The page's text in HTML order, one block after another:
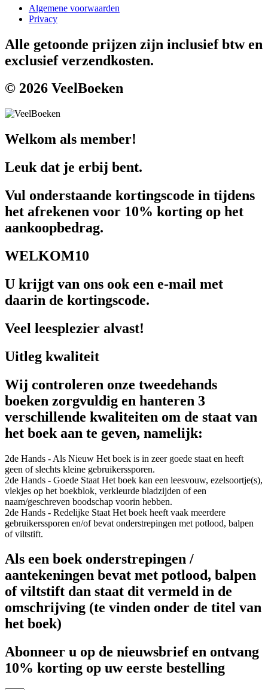
Algemene voorwaarden
Privacy
Alle getoonde prijzen zijn inclusief btw en
exclusief verzendkosten.
© 2026 VeelBoeken
Welkom als member!
Leuk dat je erbij bent.
Vul onderstaande kortingscode in tijdens
het afrekenen voor 10% korting op het
aankoopbedrag.
WELKOM10
U krijgt van ons ook een e-mail met
daarin de kortingscode.
Veel leesplezier alvast!
Uitleg kwaliteit
Wij controleren onze tweedehands
boeken zorgvuldig en hanteren 3
verschillende kwaliteiten om de staat van
het boek aan te geven, namelijk:
2de Hands - Als Nieuw Het boek is in zeer goede staat en heeft
geen of slechts kleine gebruikerssporen.
2de Hands - Goede Staat Het boek kan een leesvouw, ezelsoortje(s),
vlekjes op het boekblok, verkleurde bladzijden of een
naam/geschreven boodschap voorin hebben.
2de Hands - Redelijke Staat Het boek heeft vaak meerdere
gebruikerssporen en/of bevat onderstrepingen met potlood, balpen
of viltstift.
Als een boek onderstrepingen /
aantekeningen bevat met potlood, balpen
of viltstift dan staat dit vermeld in de
omschrijving (te vinden onder de titel van
het boek)
Abonneer u op de nieuwsbrief en ontvang
10% korting op uw eerste bestelling